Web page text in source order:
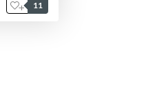
11